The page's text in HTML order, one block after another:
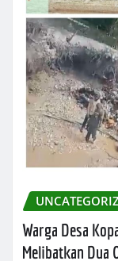
Warga Desa
Melibatkan Dua